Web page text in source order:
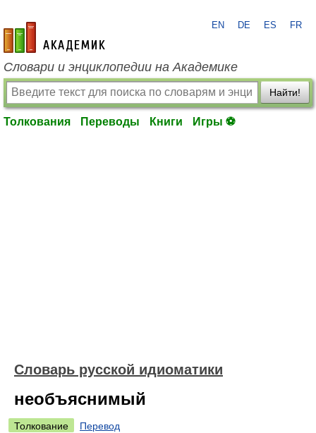
academic.ru
EN DE ES FR
Словари и энциклопедии на Академике
Найти!
Толкования Переводы Книги Игры ⚽
Словарь русской идиоматики
необъяснимый
Толкование
Перевод